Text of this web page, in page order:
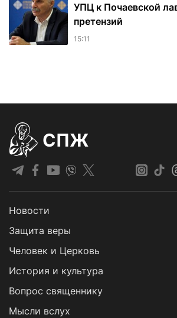
УПЦ к Почаевской
претензий
15:11
СПЖ
Новости
Защита веры
Человек и Церковь
История и культура
Вопрос священнику
Мысли вслух